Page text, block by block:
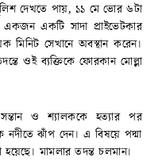
দেখতে পায়, ১১ মে ভোর ৬টা
একজন একটি সাদা প্রাইভেটকার
মিনিট সেখানে অবস্থান করেন।
ওই ব্যক্তিকে ফোরকান মোল্লা
সন্তান ও শ্যালককে হত্যার পর
নদীতে ঝাঁপ দেন। এ বিষয়ে পদ্মা
হয়েছে। মামলার তদন্ত চলমান।